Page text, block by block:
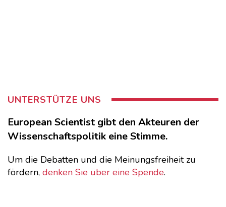
UNTERSTÜTZE UNS
European Scientist gibt den Akteuren der
Wissenschaftspolitik eine Stimme.
Um die Debatten und die Meinungsfreiheit zu
fördern, denken Sie über eine Spende.